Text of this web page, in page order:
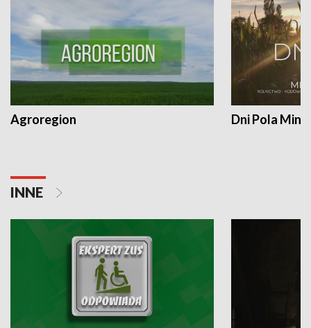
Agroregion Dni Pola
INNE